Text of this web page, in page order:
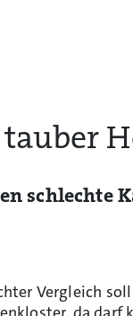
schlechte
Vergleich